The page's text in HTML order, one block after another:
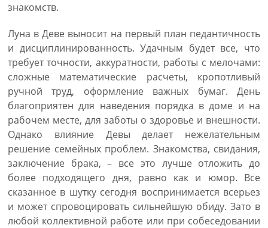
знакомств.
Луна в Деве выносит на первый план педантичность
и дисциплинированность. Удачным будет все, что
требует точности, аккуратности, работы с мелочами:
сложные математические расчеты, кропотливый
ручной труд, оформление важных бумаг. День
благоприятен для наведения порядка в доме и на
рабочем месте, для заботы о здоровье и внешности.
Однако влияние Девы делает нежелательным
решение семейных проблем. Знакомства, свидания,
заключение брака, – все это лучше отложить до
более подходящего дня, равно как и юмор. Все
сказанное в шутку сегодня воспринимается всерьез
и может спровоцировать сильнейшую обиду. Зато в
любой коллективной работе или при собеседовании